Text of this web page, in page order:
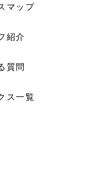
マップ
紹介
質問
ス一覧